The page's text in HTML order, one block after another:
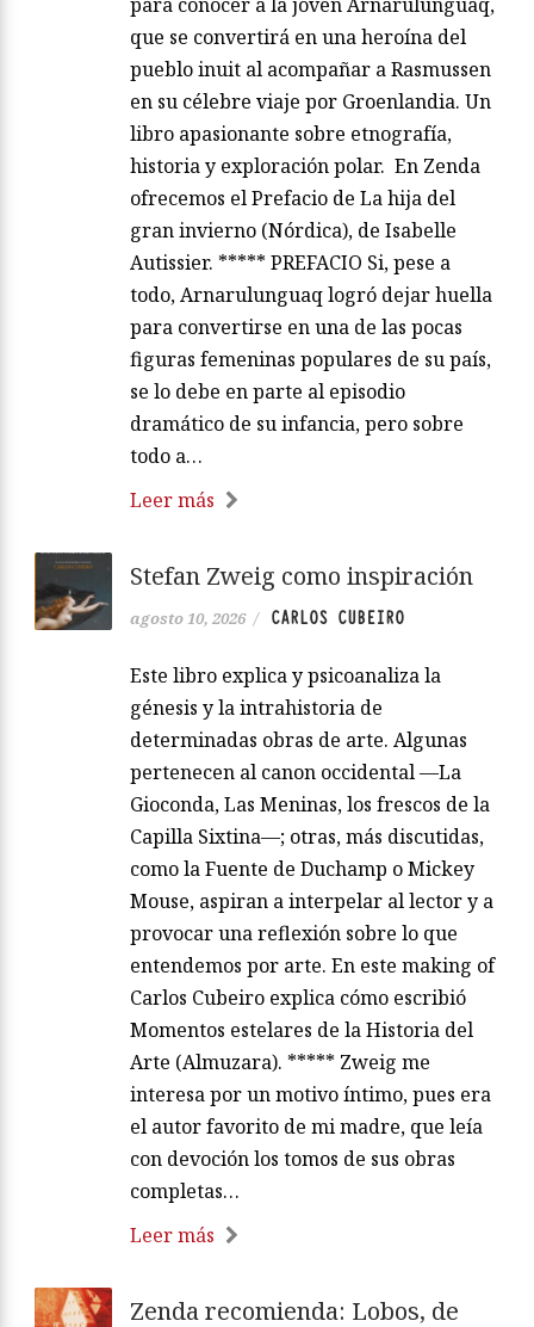
que se convertirá en una heroína del
pueblo inuit al acompañar a Rasmussen
en su célebre viaje por Groenlandia. Un
libro apasionante sobre etnografía,
historia y exploración polar. En Zenda
ofrecemos el Prefacio de La hija del
gran invierno (Nórdica), de Isabelle
Autissier. ***** PREFACIO Si, pese a
todo, Arnarulunguaq logró dejar huella
para convertirse en una de las pocas
figuras femeninas populares de su país,
se lo debe en parte al episodio
dramático de su infancia, pero sobre
todo a…
Leer más
Stefan Zweig como inspiración
agosto 10, 2026 / CARLOS CUBEIRO
Este libro explica y psicoanaliza la
génesis y la intrahistoria de
determinadas obras de arte. Algunas
pertenecen al canon occidental —La
Gioconda, Las Meninas, los frescos de la
Capilla Sixtina—; otras, más discutidas,
como la Fuente de Duchamp o Mickey
Mouse, aspiran a interpelar al lector y a
provocar una reflexión sobre lo que
entendemos por arte. En este making of
Carlos Cubeiro explica cómo escribió
Momentos estelares de la Historia del
Arte (Almuzara). ***** Zweig me
interesa por un motivo íntimo, pues era
el autor favorito de mi madre, que leía
con devoción los tomos de sus obras
completas…
Leer más
Zenda recomienda: Lobos, de